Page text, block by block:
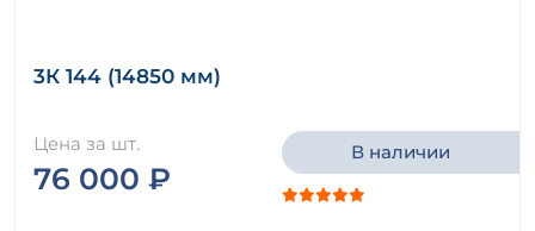
3К 144 (14850 мм)
Цена за шт.
76 000 ₽
В наличии